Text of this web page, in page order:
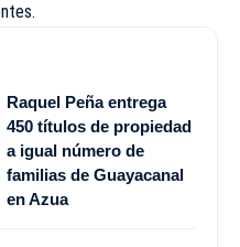
Raquel Peña entrega
450 títulos de propiedad
a igual número de
familias de Guayacanal
en Azua